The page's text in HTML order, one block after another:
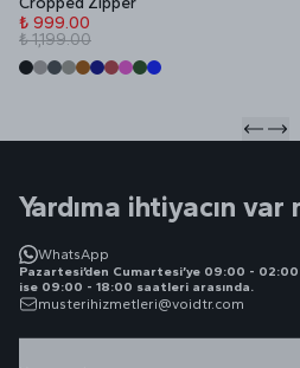
₺ 999.00
₺ 1,199.00
Yardıma ihtiyacın var
WhatsApp
Pazartesi’den Cumartesi’ye 09:00 -
ise 09:00 - 18:00 saatleri arasında.
musterihizmetleri@voidtr.com